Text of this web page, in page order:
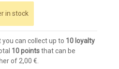
in stock
can collect up to 10 loyalty
10pointsthat can be
of 2,00 €